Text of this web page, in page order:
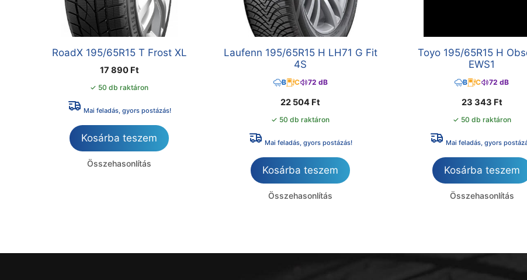
RoadX 195/65R15 T Frost XL
17 890 Ft
✓ 50 db raktáron
Mai feladás, gyors postázás!
Kosárba teszem
Összehasonlítás
Laufenn 195/65R15 H LH71 G Fit
4S
B C 72 dB
22 504 Ft
✓ 50 db raktáron
Mai feladás, gyors postázás!
Kosárba teszem
Összehasonlítás
Toyo 195/65R15 H
EWS1
B C 72 dB
23 343 Ft
✓ 50 db raktáron
Mai feladás, gyors
Kosárba teszem
Összehasonlítás